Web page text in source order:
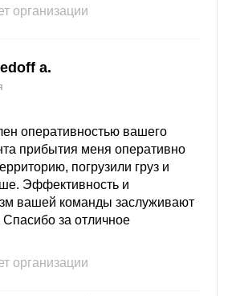
организации
a.
оперативностью вашего
прибытия меня оперативно
погрузили груз и
Эффективность и
вашей команды заслуживают
за отличное
организации